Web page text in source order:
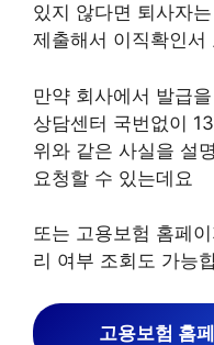
있지 않다면 퇴사자
제출해서 이직확인서
만약 회사에서 발급
상담센터 국번없이
위와 같은 사실을 설
요청할 수 있는데요
또는 고용보험 홈페
리 여부 조회도 가능
고용보험 홈